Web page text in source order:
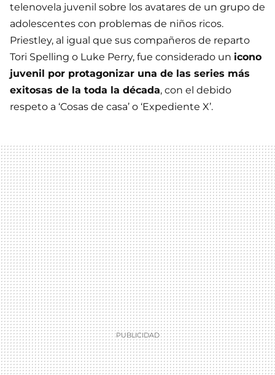
telenovela juvenil sobre los avatares de un grupo de
adolescentes con problemas de niños ricos.
Priestley, al igual que sus compañeros de reparto
Tori Spelling o Luke Perry, fue considerado un icono
juvenil por protagonizar una de las series más
exitosas de la toda la década, con el debido
respeto a ‘Cosas de casa’ o ‘Expediente X’.